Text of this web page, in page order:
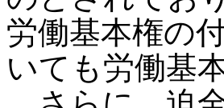
労働基本権の
いても労働基